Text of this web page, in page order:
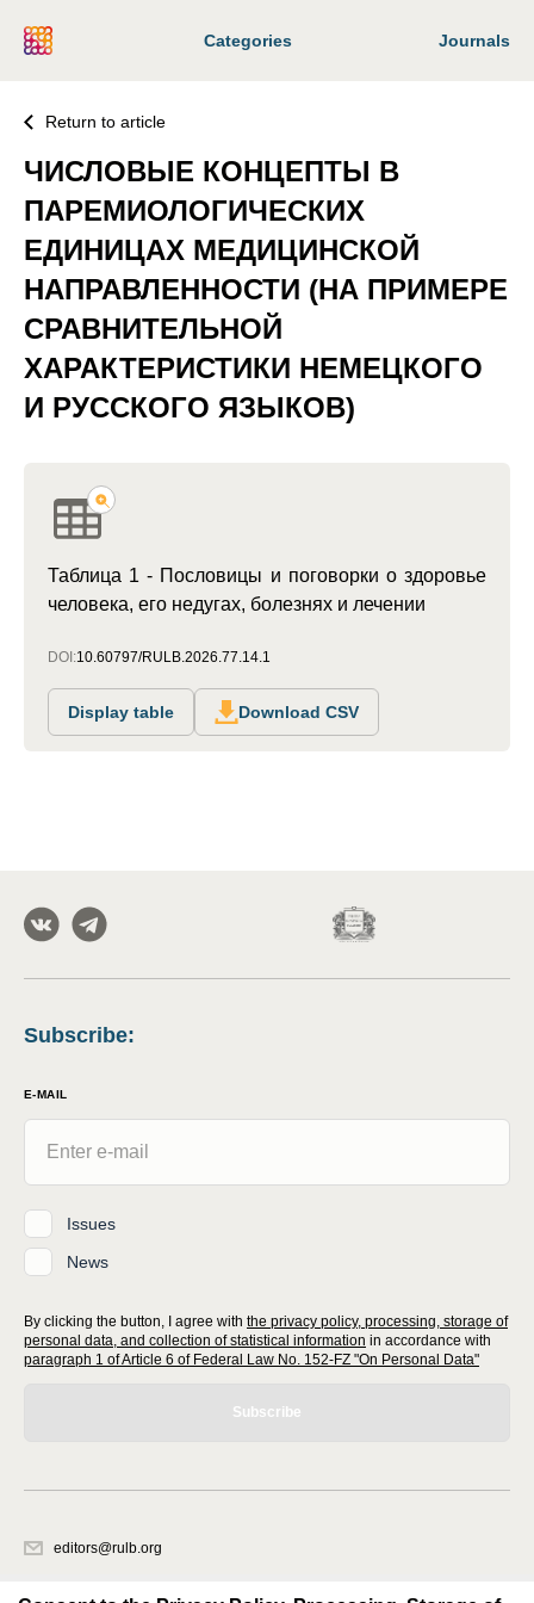
Categories Journals
Return to article
ЧИСЛОВЫЕ КОНЦЕПТЫ В
ПАРЕМИОЛОГИЧЕСКИХ
ЕДИНИЦАХ МЕДИЦИНСКОЙ
НАПРАВЛЕННОСТИ (НА ПРИМЕРЕ
СРАВНИТЕЛЬНОЙ
ХАРАКТЕРИСТИКИ НЕМЕЦКОГО
И РУССКОГО ЯЗЫКОВ)
Таблица 1 - Пословицы и поговорки о здоровье
человека, его недугах, болезнях и лечении
DOI:10.60797/RULB.2026.77.14.1
Display table Download CSV
Subscribe:
E-MAIL
Issues
News
By clicking the button, I agree with the privacy policy, processing, storage of
personal data, and collection of statistical information in accordance with
paragraph 1 of Article 6 of Federal Law No. 152-FZ "On Personal Data"
Subscribe
editors@rulb.org
1.